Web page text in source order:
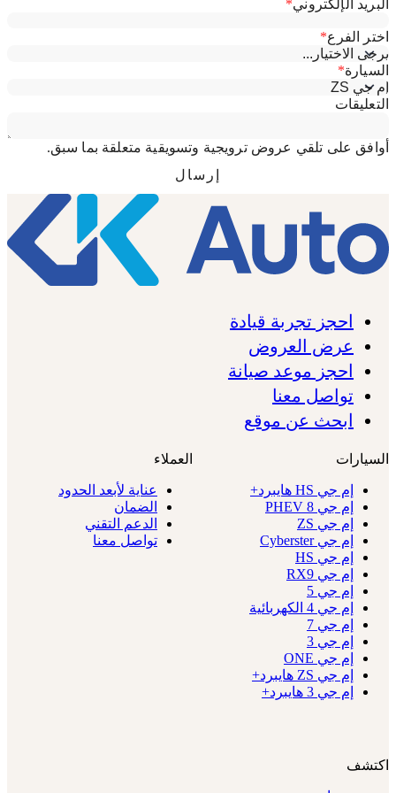
احجز تجربة قيادة
عرض العروض
احجز موعد صيانة
تواصل معنا
ابحث عن موقع
السيارات
إم جي HS هايبرد+
إم جي 8 PHEV
إم جي ZS
إم جي Cyberster
إم جي HS
إم جي RX9
إم جي 5
إم جي 4 الكهربائية
إم جي 7
إم جي 3
إم جي ONE
إم جي ZS هايبرد+
إم جي 3 هايبرد+
العملاء
عناية لأبعد الحدود
الضمان
الدعم التقني
تواصل معنا
اكتشف